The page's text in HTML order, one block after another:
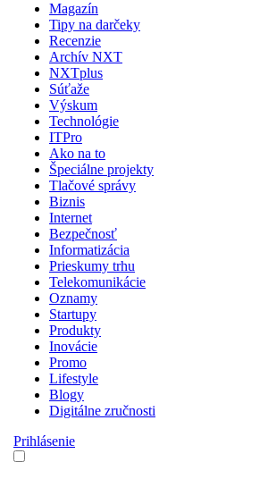
Magazín
Tipy na darčeky
Recenzie
Archív NXT
NXTplus
Súťaže
Výskum
Technológie
ITPro
Ako na to
Špeciálne projekty
Tlačové správy
Biznis
Internet
Bezpečnosť
Informatizácia
Prieskumy trhu
Telekomunikácie
Oznamy
Startupy
Produkty
Inovácie
Promo
Lifestyle
Blogy
Digitálne zručnosti
Prihlásenie